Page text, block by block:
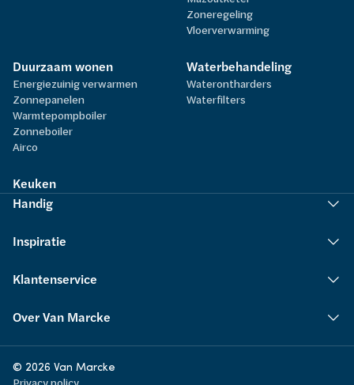
Zoneregeling
Vloerverwarming
Duurzaam wonen
Energiezuinig verwarmen
Zonnepanelen
Warmtepompboiler
Zonneboiler
Airco
Waterbehandeling
Waterontharders
Waterfilters
Keuken
Handig
Inspiratie
Klantenservice
Over Van Marcke
© 2026 Van Marcke